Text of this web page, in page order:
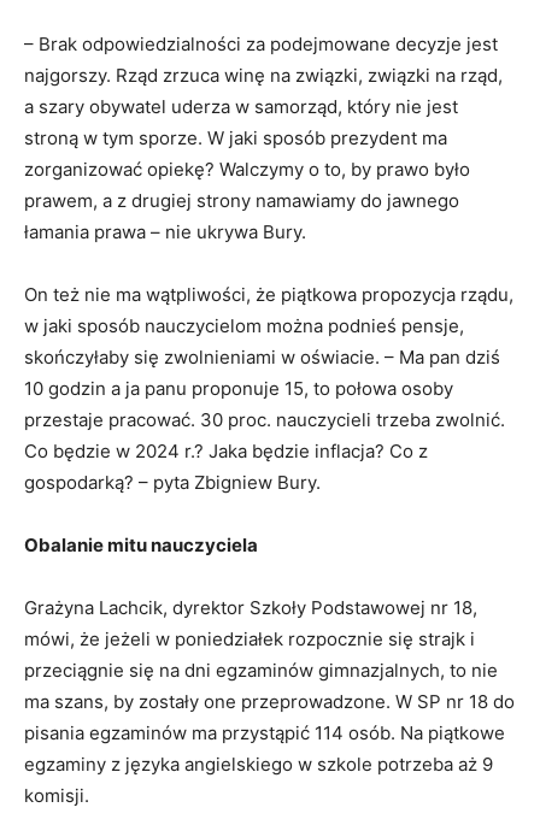
– Brak odpowiedzialności za podejmowane decyzje jest
najgorszy. Rząd zrzuca winę na związki, związki na rząd,
a szary obywatel uderza w samorząd, który nie jest
stroną w tym sporze. W jaki sposób prezydent ma
zorganizować opiekę? Walczymy o to, by prawo było
prawem, a z drugiej strony namawiamy do jawnego
łamania prawa – nie ukrywa Bury.
On też nie ma wątpliwości, że piątkowa propozycja rządu,
w jaki sposób nauczycielom można podnieś pensje,
skończyłaby się zwolnieniami w oświacie. – Ma pan dziś
10 godzin a ja panu proponuje 15, to połowa osoby
przestaje pracować. 30 proc. nauczycieli trzeba zwolnić.
Co będzie w 2024 r.? Jaka będzie inflacja? Co z
gospodarką? – pyta Zbigniew Bury.
Obalanie mitu nauczyciela
Grażyna Lachcik, dyrektor Szkoły Podstawowej nr 18,
mówi, że jeżeli w poniedziałek rozpocznie się strajk i
przeciągnie się na dni egzaminów gimnazjalnych, to nie
ma szans, by zostały one przeprowadzone. W SP nr 18 do
pisania egzaminów ma przystąpić 114 osób. Na piątkowe
egzaminy z języka angielskiego w szkole potrzeba aż 9
komisji.